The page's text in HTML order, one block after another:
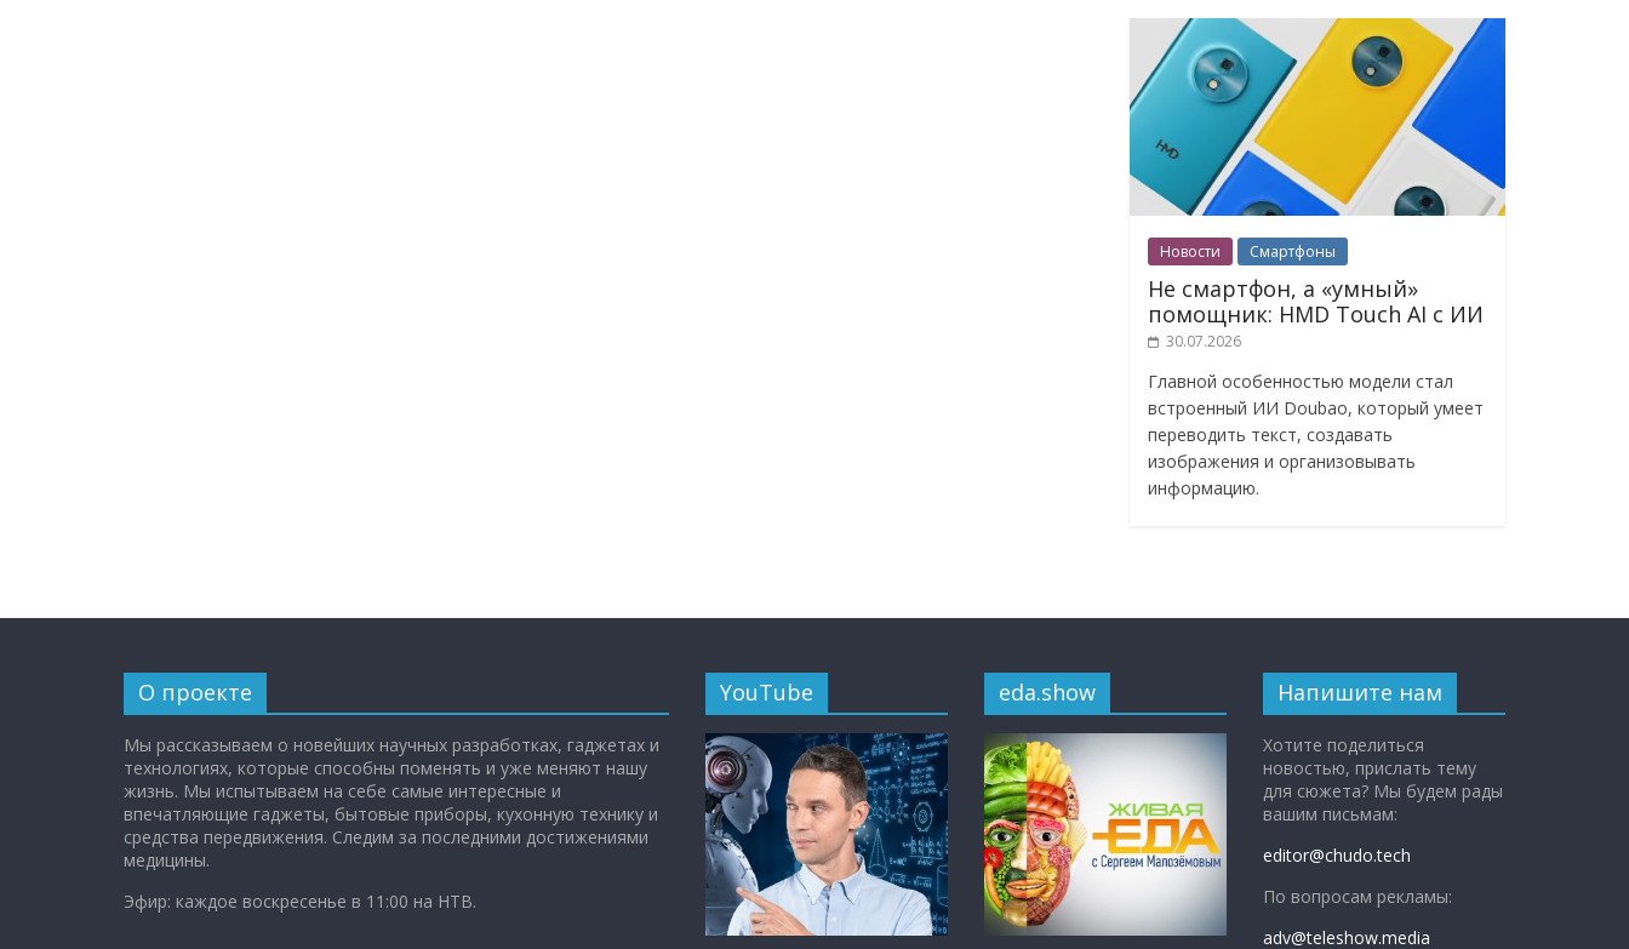
Новости Смартфоны
Не смартфон, а «умный»
помощник: HMD Touch AI с ИИ
30.07.2026
Главной особенностью модели стал
встроенный ИИ Doubao, который умеет
переводить текст, создавать
изображения и организовывать
информацию.
О проекте
Мы рассказываем о новейших научных разработках, гаджетах и
технологиях, которые способны поменять и уже меняют нашу
жизнь. Мы испытываем на себе самые интересные и
впечатляющие гаджеты, бытовые приборы, кухонную технику и
средства передвижения. Следим за последними достижениями
медицины.
Эфир: каждое воскресенье в 11:00 на НТВ.
YouTube eda.show Напишите нам
Хотите поделиться
новостью, прислать тему
для сюжета? Мы будем рады
вашим письмам:
editor@chudo.tech
По вопросам рекламы:
adv@teleshow.media